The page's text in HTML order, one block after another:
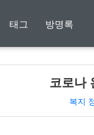
태그 방명록
코로나
복지